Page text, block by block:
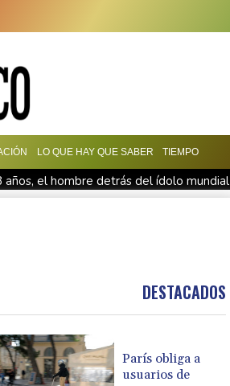
LO QUE HAY QUE SABER TIEMPO
el hombre detrás del ídolo mundial
forestales
en la frontera con Rumania
DESTACADOS
París obliga a
usuarios de